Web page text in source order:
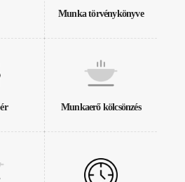
Munka törvénykönyve
Munkaerő kölcsönzés